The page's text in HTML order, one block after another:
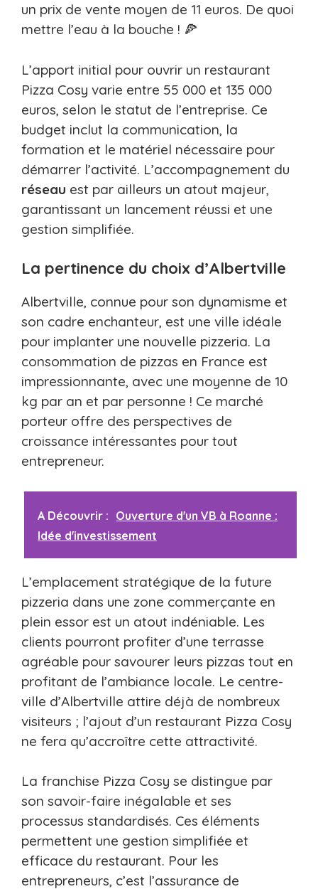
un prix de vente moyen de 11 euros. De quoi
mettre l’eau à la bouche ! 🍕
L’apport initial pour ouvrir un restaurant
Pizza Cosy varie entre 55 000 et 135 000
euros, selon le statut de l’entreprise. Ce
budget inclut la communication, la
formation et le matériel nécessaire pour
démarrer l’activité. L’accompagnement du
réseau est par ailleurs un atout majeur,
garantissant un lancement réussi et une
gestion simplifiée.
La pertinence du choix d’Albertville
Albertville, connue pour son dynamisme et
son cadre enchanteur, est une ville idéale
pour implanter une nouvelle pizzeria. La
consommation de pizzas en France est
impressionnante, avec une moyenne de 10
kg par an et par personne ! Ce marché
porteur offre des perspectives de
croissance intéressantes pour tout
entrepreneur.
A Découvrir : Ouverture d'un VB à Roanne :
Idée d'investissement
L’emplacement stratégique de la future
pizzeria dans une zone commerçante en
plein essor est un atout indéniable. Les
clients pourront profiter d’une terrasse
agréable pour savourer leurs pizzas tout en
profitant de l’ambiance locale. Le centre-
ville d’Albertville attire déjà de nombreux
visiteurs ; l’ajout d’un restaurant Pizza Cosy
ne fera qu’accroître cette attractivité.
La franchise Pizza Cosy se distingue par
son savoir-faire inégalable et ses
processus standardisés. Ces éléments
permettent une gestion simplifiée et
efficace du restaurant. Pour les
entrepreneurs, c’est l’assurance de